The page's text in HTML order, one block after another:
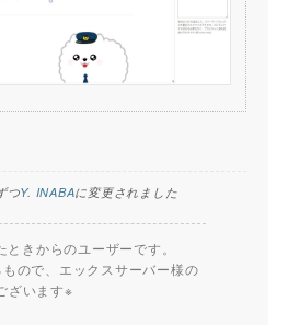
つY. INABAに変更されました
きからのユーザーです。
ので、エックスサーバー様の
ざいます※